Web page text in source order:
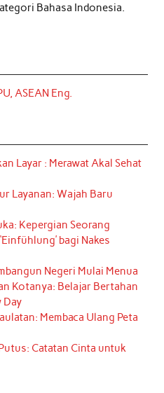
Bahasa Indonesia.
ASEAN Eng.
Layar : Merawat Akal Sehat
Layanan: Wajah Baru
Kepergian Seorang
bagi Nakes
Negeri Mulai Menua
Kotanya: Belajar Bertahan
Day
Membaca Ulang Peta
Catatan Cinta untuk